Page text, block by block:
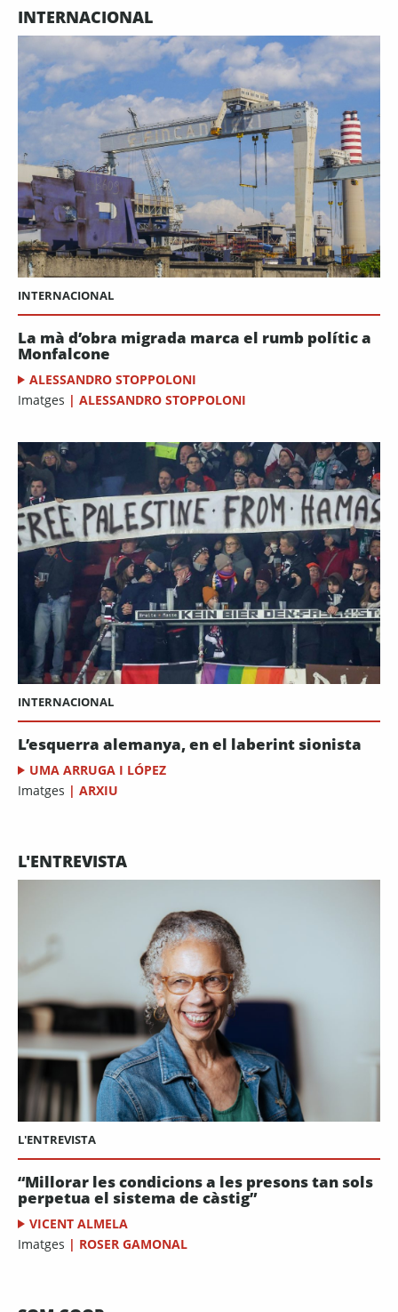
INTERNACIONAL
INTERNACIONAL
La mà d’obra migrada marca el rumb polític a
Monfalcone
ALESSANDRO STOPPOLONI
Imatges | ALESSANDRO STOPPOLONI
INTERNACIONAL
L’esquerra alemanya, en el laberint sionista
UMA ARRUGA I LÓPEZ
Imatges | ARXIU
L'ENTREVISTA
L'ENTREVISTA
“Millorar les condicions a les presons tan sols
perpetua el sistema de càstig”
VICENT ALMELA
Imatges | ROSER GAMONAL